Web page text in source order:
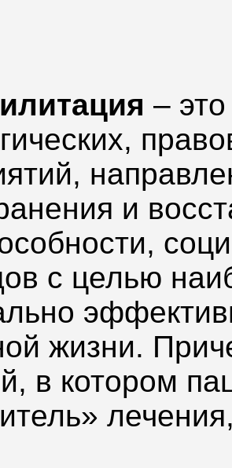
–
и
с целью
жизни.
в котором